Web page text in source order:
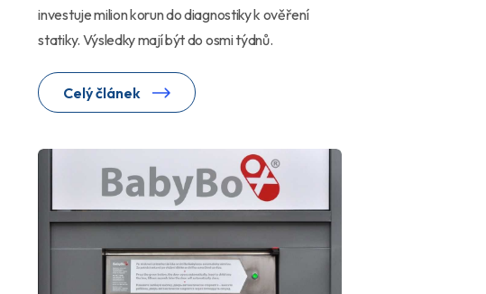
investuje milion korun do diagnostiky k ověření
statiky. Výsledky mají být do osmi týdnů.
Celý článek